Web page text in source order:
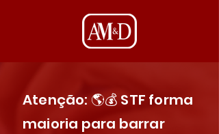
Atenção: 🌎💰 STF forma
maioria para barrar